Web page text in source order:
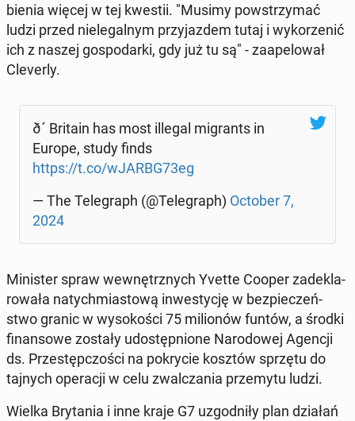
bie­nia więcej w tej kwestii. "Musimy po­wstrzy­mać
ludzi przed nie­le­gal­nym przy­jaz­dem tutaj i wy­ko­rze­nić
ich z naszej go­spo­dar­ki, gdy już tu są" - za­ape­lo­wał
Cle­ver­ly.
ð´ Britain has most illegal mi­grants in
Europe, study finds
https://t.co/wJARBG73eg
— The Te­le­graph (@Te­le­graph) October 7,
2024
Mi­ni­ster spraw we­wnętrz­nych Yvette Cooper za­de­kla­
ro­wa­ła na­tych­mia­sto­wą in­we­sty­cję w bez­pie­czeń­
stwo granic w wy­so­ko­ści 75 mi­lio­nów funtów, a środki
fi­nan­so­we zostały udo­stęp­nio­ne Na­ro­do­wej Agencji
ds. Prze­stęp­czo­ści na po­kry­cie kosztów sprzętu do
tajnych ope­ra­cji w celu zwal­cza­nia prze­my­tu ludzi.
Wielka Bry­ta­nia i inne kraje G7 uzgod­ni­ły plan działań